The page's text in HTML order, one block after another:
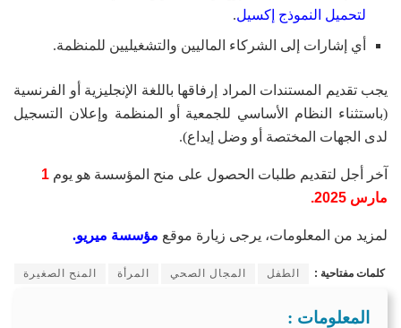
لتحميل النموذج إكسيل.
أي إشارات إلى الشركاء الماليين والتشغيليين للمنظمة.
يجب تقديم المستندات المراد إرفاقها باللغة الإنجليزية أو الفرنسية
(باستثناء النظام الأساسي للجمعية أو المنظمة وإعلان التسجيل
لدى الجهات المختصة أو وضل إيداع).
آخر أجل لتقديم طلبات الحصول على منح المؤسسة هو يوم 1
مارس 2025.
لمزيد من المعلومات، يرجى زيارة موقع مؤسسة ميريو.
كلمات مفتاحية : الطفل المجال الصحي المرأة المنح الصغيرة
المعلومات :